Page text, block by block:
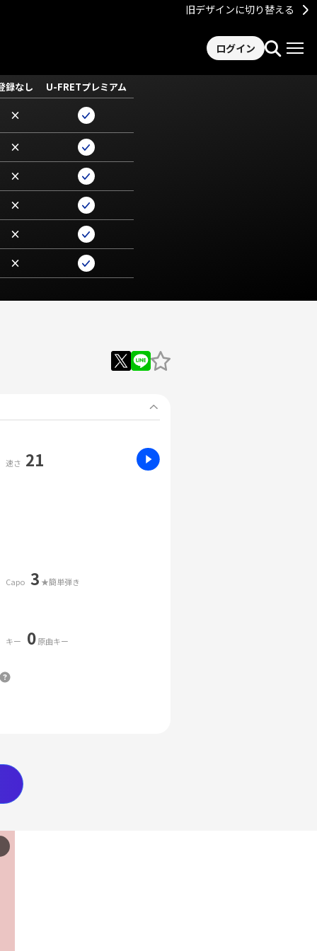
旧デザインに切り替える
ログイン
録なし U-FRETプレミアム
×
×
×
×
×
×
速さ 21
Capo 3 ★簡単弾き
キー 0原曲キー